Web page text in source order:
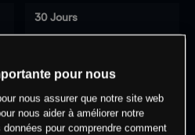
30 Jours
-
une position àsur
pour nous
nous assurer que notre site web
nous aider à améliorer notre
pour comprendre comment